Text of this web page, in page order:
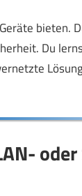
bieten.
Du